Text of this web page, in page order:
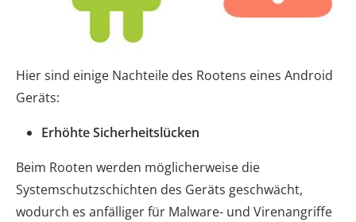
Hier sind einige Nachteile des Rootens eines Android
Geräts:
Erhöhte Sicherheitslücken
Beim Rooten werden möglicherweise die
Systemschutzschichten des Geräts geschwächt,
wodurch es anfälliger für Malware- und Virenangriffe